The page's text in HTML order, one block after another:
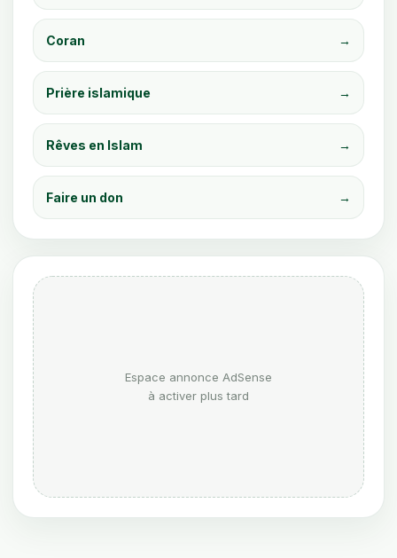
Coran →
Prière islamique →
Rêves en Islam →
Faire un don →
Espace annonce AdSense
à activer plus tard